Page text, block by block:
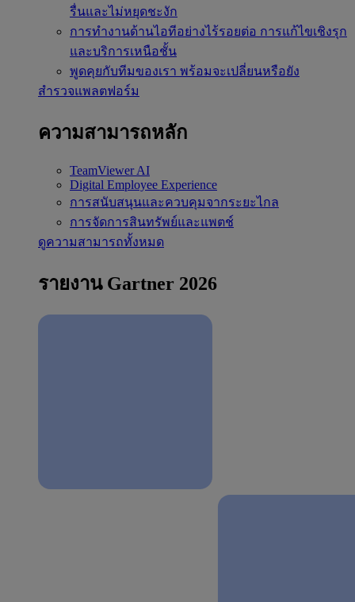
รื่นและไม่หยุดชะงัก
การทำงานด้านไอทีอย่างไร้รอยต่อ การแก้ไขเชิงรุก
และบริการเหนือชั้น
พูดคุยกับทีมของเรา พร้อมจะเปลี่ยนหรือยัง
สำรวจแพลตฟอร์ม
ความสามารถหลัก
TeamViewer AI
Digital Employee Experience
การสนับสนุนและควบคุมจากระยะไกล
การจัดการสินทรัพย์และแพตช์
ดูความสามารถทั้งหมด
รายงาน Gartner 2026